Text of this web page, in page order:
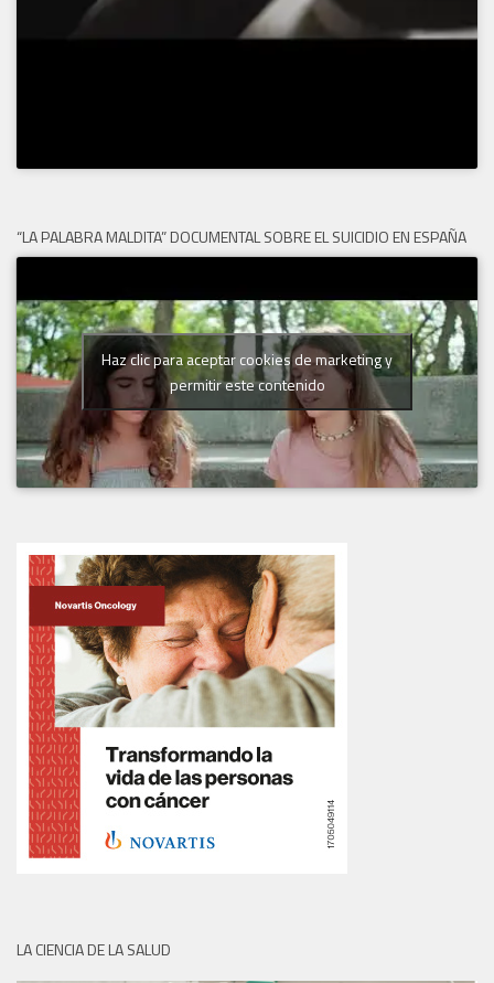
“LA PALABRA MALDITA” DOCUMENTAL SOBRE EL SUICIDIO EN ESPAÑA
Haz clic para aceptar cookies de marketing y
permitir este contenido
LA CIENCIA DE LA SALUD